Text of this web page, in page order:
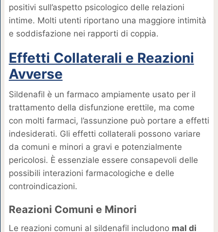
positivi sull’aspetto psicologico delle relazioni
intime. Molti utenti riportano una maggiore intimità
e soddisfazione nei rapporti di coppia.
Effetti Collaterali e Reazioni
Avverse
Sildenafil è un farmaco ampiamente usato per il
trattamento della disfunzione erettile, ma come
con molti farmaci, l’assunzione può portare a effetti
indesiderati. Gli effetti collaterali possono variare
da comuni e minori a gravi e potenzialmente
pericolosi. È essenziale essere consapevoli delle
possibili interazioni farmacologiche e delle
controindicazioni.
Reazioni Comuni e Minori
Le reazioni comuni al sildenafil includono mal di